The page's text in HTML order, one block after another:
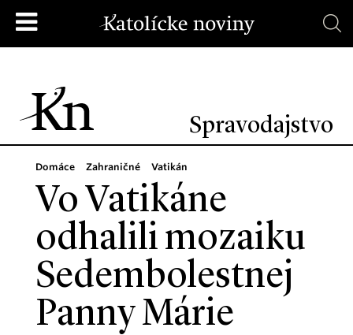
Spravodajstvo
Domáce Zahraničné Vatikán
Vo Vatikáne
odhalili mozaiku
Sedembolestnej
Panny Márie